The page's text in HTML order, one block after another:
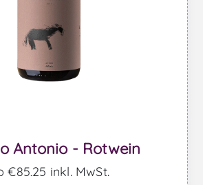
Antonio - Rotwein
€85,25 inkl. MwSt.